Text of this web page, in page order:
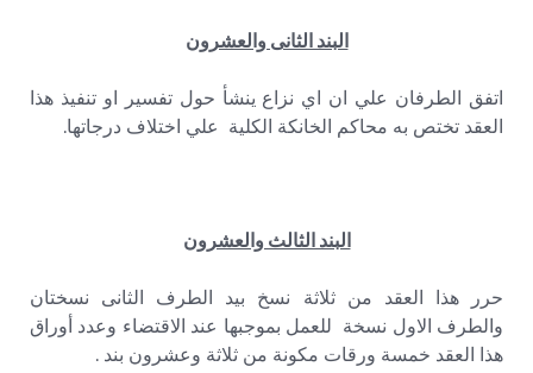
البند الثانى والعشرون
اتفق الطرفان علي ان اي نزاع ينشأ حول تفسير او تنفيذ هذا
العقد تختص به محاكم الخانكة الكلية علي اختلاف درجاتها.
البند الثالث والعشرون
حرر هذا العقد من ثلاثة نسخ بيد الطرف الثانى نسختان
والطرف الاول نسخة للعمل بموجبها عند الاقتضاء وعدد أوراق
هذا العقد خمسة ورقات مكونة من ثلاثة وعشرون بند .